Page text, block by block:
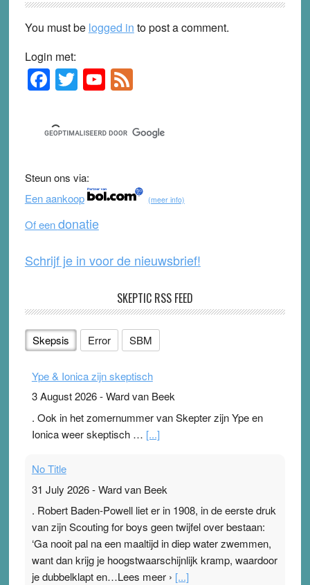
Interactions
You must be logged in to post a comment.
Login met:
Primary
Sidebar
F
a
c
e
b
o
o
k
T
wi
tt
er
Y
o
u
T
b
e
F
e
d
Steun ons via:
Een aankoop
(meer info)
Of eendonatie
Schrijf je in voor de nieuwsbrief!
SKEPTIC RSS FEED
Skepsis Error SBM
Ype & Ionica zijn skeptisch
3 August 2026-Ward van Beek
. Ook in het zomernummer van Skepter zijn Ype en
Ionica weer skeptisch … [...]
No Title
31 July 2026-Ward van Beek
. Robert Baden-Powell liet er in 1908, in de eerste druk
van zijn Scouting for boys geen twijfel over bestaan:
‘Ga nooit pal na een maaltijd in diep water zwemmen,
want dan krijg je hoogstwaarschijnlijk kramp, waardoor
je dubbelklapt en…Lees meer › [...]